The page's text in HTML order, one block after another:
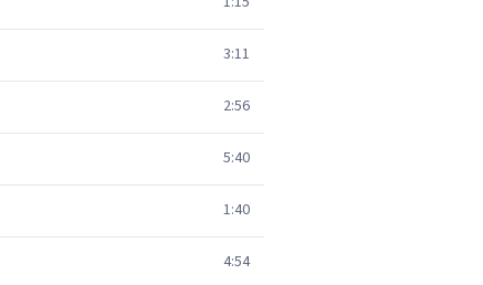
3:11
2:56
5:40
1:40
4:54